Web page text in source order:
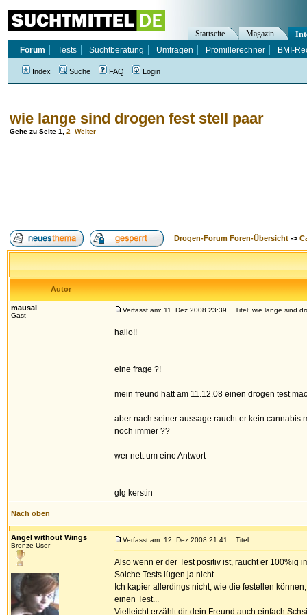
wie lange sind drogen fest stell paar
Gehe zu Seite 1 2 Weiter
Drogen-Forum Foren-Übersicht ->
Autor
mausal
Gast
Verfasst am: 11. Dez 2008 23:39 Titel: wie lange sind
hallo!!
eine frage ?!
mein freund hatt am 11.12.08 einen drogen test
aber nach seiner aussage raucht er kein cannabis
noch immer ??
wer nett um eine Antwort
glg kerstin
Nach oben
Angel without Wings
Bronze-User
Verfasst am: 12. Dez 2008 21:41 Titel:
Also wenn er der Test positiv ist, raucht er 100%ig
Solche Tests lügen ja nicht...
Ich kapier allerdings nicht, wie die festellen
einen Test...
Vielleicht erzählt dir dein Freund auch einfach
Startseite Magazin
Forum
Tests Suchtberatung Umfragen Promillerechner BMI-
Index Suche FAQ Login